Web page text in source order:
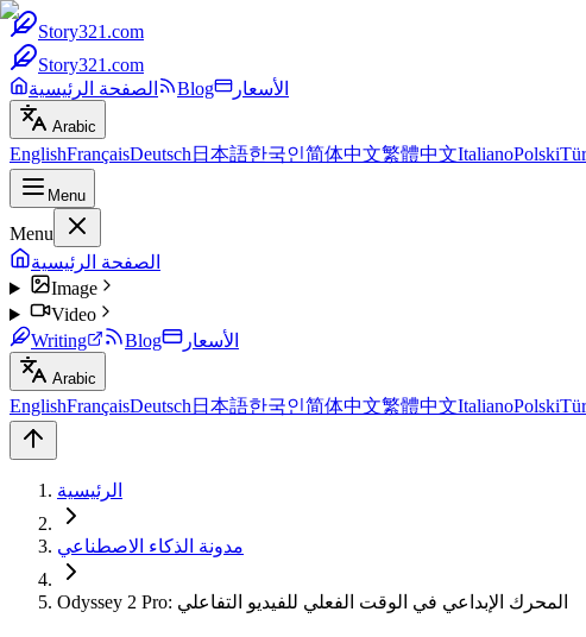
Story321.com
Story321.com
الصفحة الرئيسية
Blog الأسعار
Arabic
EnglishFrançaisDeutsch 日本語한국인简体中文繁體中文ItalianoPolski
Menu
Menu
الصفحة الرئيسية
Image
Video
Writing
Blog الأسعار
Arabic
EnglishFrançaisDeutsch 日本語한국인简体中文繁體中文ItalianoPolski
الرئيسية
مدونة الذكاء الاصطناعي
Odyssey 2 Pro: المحرك الإبداعي في الوقت الفعلي للفيديو التفاعلي